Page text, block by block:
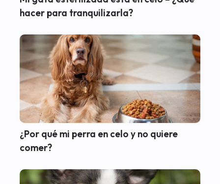
hacer para tranquilizarla?
¿Por qué mi perra en celo y no quiere
comer?